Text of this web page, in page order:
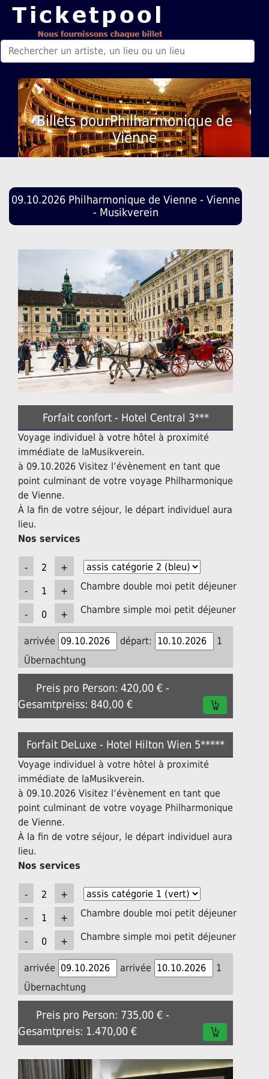
Billets pourPhilharmonique de
Vienne
09.10.2026 Philharmonique de Vienne - Vienne
- Musikverein
Forfait confort - Hotel Central 3***
Voyage individuel à votre hôtel à proximité
immédiate de laMusikverein.
à 09.10.2026 Visitez l’évènement en tant que
point culminant de votre voyage Philharmonique
de Vienne.
À la fin de votre séjour, le départ individuel aura
lieu.
Nos services
Chambre double moi petit déjeuner
Chambre simple moi petit déjeuner
arrivée départ:
1
Übernachtung
Preis pro Person: 420,00 € -
Gesamtpreiss: 840,00 €
Forfait DeLuxe - Hotel Hilton Wien 5*****
Voyage individuel à votre hôtel à proximité
immédiate de laMusikverein.
à 09.10.2026 Visitez l’évènement en tant que
point culminant de votre voyage Philharmonique
de Vienne.
À la fin de votre séjour, le départ individuel aura
lieu.
Nos services
Chambre double moi petit déjeuner
Chambre simple moi petit déjeuner
arrivée arrivée
1
Übernachtung
Preis pro Person: 735,00 € -
Gesamtpreis: 1.470,00 €